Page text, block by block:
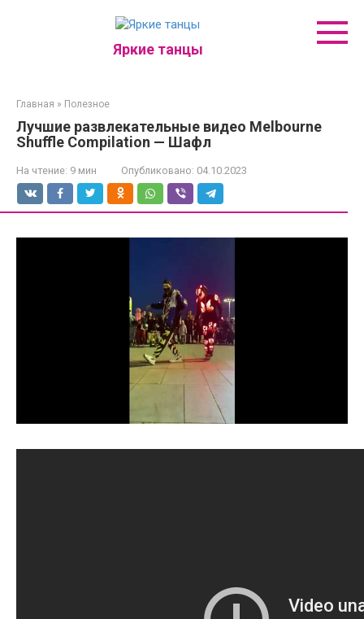
Яркие танцы
Главная » Полезное
Лучшие развлекательные видео Melbourne
Shuffle Compilation — Шафл
На чтение: 9 мин Опубликовано: 04.10.2023